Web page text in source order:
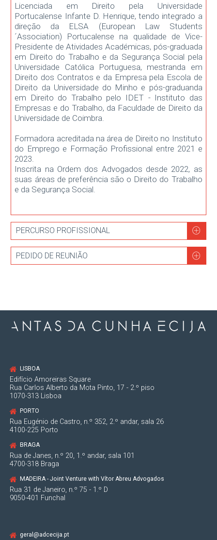
Licenciada em Direito pela Universidade
Portucalense Infante D. Henrique, tendo integrado a
direção da ELSA (European Law Students
´Association) Portucalense na qualidade de Vice-
Presidente de Atividades Académicas, pós-graduada
em Direito do Trabalho e da Segurança Social pela
Universidade Católica Portuguesa, mestranda em
Direito dos Contratos e da Empresa pela Escola de
Direito da Universidade do Minho e pós-graduanda
em Direito do Trabalho pelo IDET - Instituto das
Empresas e do Trabalho, da Faculdade de Direito da
Universidade de Coimbra.
Formadora acreditada na área de Direito no Instituto
do Emprego e Formação Profissional entre 2021 e
2023.
Inscrita na Ordem dos Advogados desde 2022, as
suas áreas de preferência são o Direito do Trabalho
e da Segurança Social.
PERCURSO PROFISSIONAL
Curso de Igualdade de Género no Trabalho e no
Emprego;
Pós-Graduanda em Direito do Trabalho pelo
Advogada Júnior na Antas da Cunha Ecija &
Associados, Sociedade de Advogados, R.L.
Advogada Associada da Unidade Económica
Associados, Sociedade de Advogados, R.L. ;
Laboratório de Igualdade Remuneratória entre
Mulheres e Homens - Implementação da Lei
PEDIDO DE REUNIÃO
LISBOA
Edifício Amoreiras Square
Rua Carlos Alberto da Mota Pinto, 17 - 2.º piso
1070-313 Lisboa
PORTO
Rua Eugénio de Castro, n.º 352, 2.º andar, sala 26
4100-225 Porto
BRAGA
Rua de Janes, n.º 20, 1.º andar, sala 101
4700-318 Braga
MADEIRA - Joint Venture with Vítor Abreu Advogados
Rua 31 de Janeiro, n.º 75 - 1.º D
9050-401 Funchal
geral@adcecija.pt